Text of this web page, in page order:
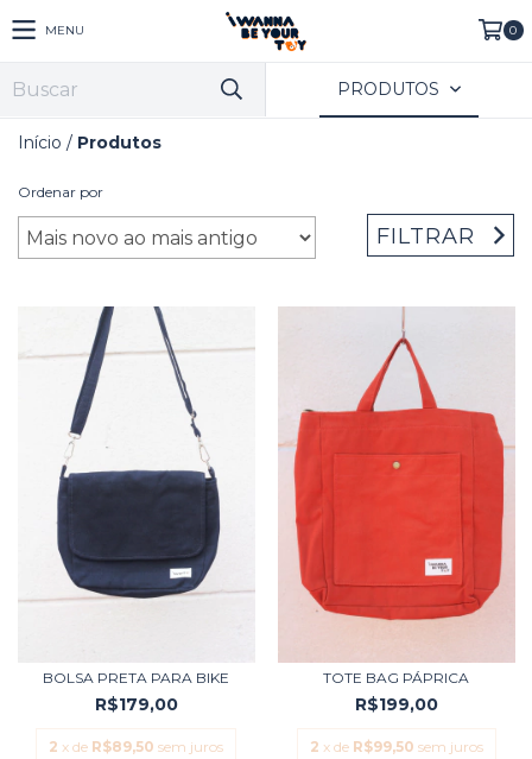
MENU 0
PRODUTOS
Início / Produtos
Ordenar por
FILTRAR
BOLSA PRETA PARA BIKE
R$179,00
2 x de R$89,50 sem juros
TOTE BAG PÁPRICA
R$199,00
2 x de R$99,50 sem juros